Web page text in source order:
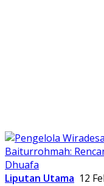
Liputan Utama 12